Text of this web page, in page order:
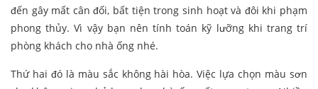
đến gây mất cân đối, bất tiện trong sinh hoạt và đôi khi phạm
phong thủy. Vì vậy bạn nên tính toán kỹ lưỡng khi trang trí
phòng khách cho nhà ống nhé.
Thứ hai đó là màu sắc không hài hòa. Việc lựa chọn màu sơn